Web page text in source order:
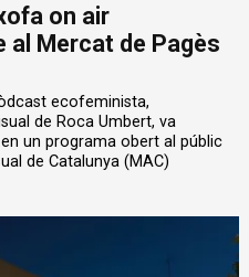
on air
al Mercat de Pagès
ecofeminista,
de Roca Umbert, va
un programa obert al públic
de Catalunya (MAC)